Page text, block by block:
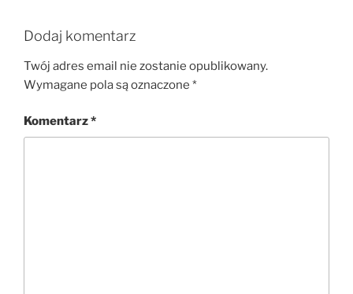
Dodaj komentarz
Twój adres email nie zostanie opublikowany.
Wymagane pola są oznaczone *
Komentarz*